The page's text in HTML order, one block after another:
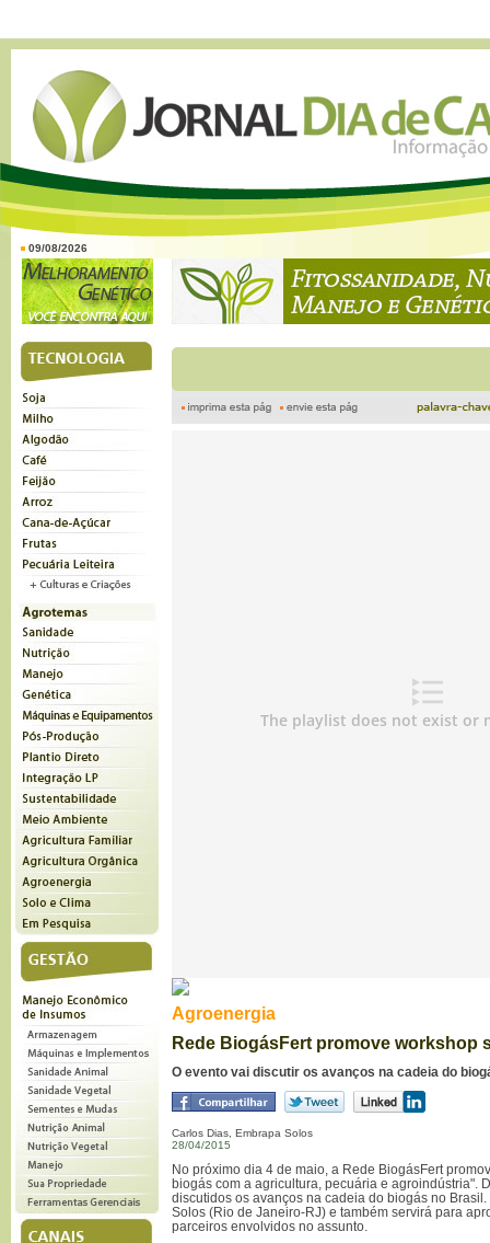
09/08/2026
Agroenergia
Rede BiogásFert promove workshop
O evento vai discutir os avanços na cadeia do
Carlos Dias, Embrapa Solos
28/04/2015
No próximo dia 4 de maio, a Rede BiogásFert
biogás com a agricultura, pecuária e agroindústria".
discutidos os avanços na cadeia do biogás no
Solos (Rio de Janeiro-RJ) e também servirá para
parceiros envolvidos no assunto.